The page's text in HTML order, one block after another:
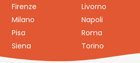
Firenze
Livorno
Milano
Napoli
Pisa
Roma
Siena
Torino